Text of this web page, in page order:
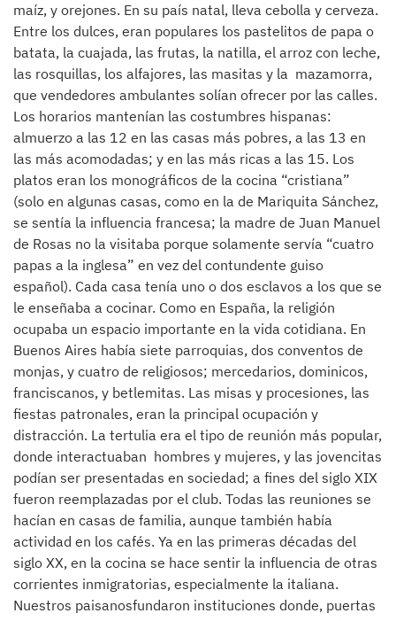
maíz, y orejones. En su país natal, lleva cebolla y cerveza.
Entre los dulces, eran populares los pastelitos de papa o
batata, la cuajada, las frutas, la natilla, el arroz con leche,
las rosquillas, los alfajores, las masitas y la mazamorra,
que vendedores ambulantes solían ofrecer por las calles.
Los horarios mantenían las costumbres hispanas:
almuerzo a las 12 en las casas más pobres, a las 13 en
las más acomodadas; y en las más ricas a las 15. Los
platos eran los monográficos de la cocina “cristiana”
(solo en algunas casas, como en la de Mariquita Sánchez,
se sentía la influencia francesa; la madre de Juan Manuel
de Rosas no la visitaba porque solamente servía “cuatro
papas a la inglesa” en vez del contundente guiso
español). Cada casa tenía uno o dos esclavos a los que se
le enseñaba a cocinar. Como en España, la religión
ocupaba un espacio importante en la vida cotidiana. En
Buenos Aires había siete parroquias, dos conventos de
monjas, y cuatro de religiosos; mercedarios, dominicos,
franciscanos, y betlemitas. Las misas y procesiones, las
fiestas patronales, eran la principal ocupación y
distracción. La tertulia era el tipo de reunión más popular,
donde interactuaban hombres y mujeres, y las jovencitas
podían ser presentadas en sociedad; a fines del siglo XIX
fueron reemplazadas por el club. Todas las reuniones se
hacían en casas de familia, aunque también había
actividad en los cafés. Ya en las primeras décadas del
siglo XX, en la cocina se hace sentir la influencia de otras
corrientes inmigratorias, especialmente la italiana.
Nuestros paisanosfundaron instituciones donde, puertas